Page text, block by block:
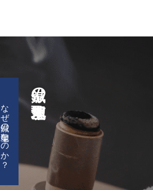
鍼の聖地・茨木
なぜ鍼の聖地なのか？